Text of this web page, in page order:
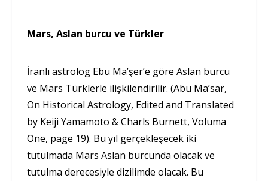
Mars, Aslan burcu ve Türkler
İranlı astrolog Ebu Ma’şer’e göre Aslan burcu
ve Mars Türklerle ilişkilendirilir. (Abu Ma’sar,
On Historical Astrology, Edited and Translated
by Keiji Yamamoto & Charls Burnett, Voluma
One, page 19). Bu yıl gerçekleşecek iki
tutulmada Mars Aslan burcunda olacak ve
tutulma derecesiyle dizilimde olacak. Bu